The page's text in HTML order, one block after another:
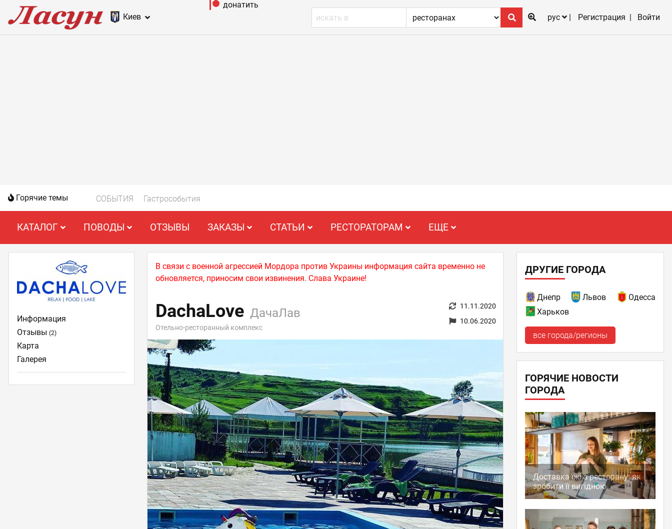
Киев
донатить
рус
Регистрация Войти
Горячие темы СОБЫТИЯ Гастрособытия
КАТАЛОГ ПОВОДЫ ОТЗЫВЫ ЗАКАЗЫ СТАТЬИ РЕСТОРАТОРАМ ЕЩЕ
В связи с военной агрессией Мордора против Украины информация сайта временно не
обновляется, приносим свои извинения. Слава Украине!
DachaLove ДачаЛав
Отельно-ресторанный комплекс
11.11.2020
10.06.2020
Информация
Отзывы(2)
Карта
Галерея
ДРУГИЕ ГОРОДА
Днепр Львов
Одесса
Харьков
все города/регионы
ГОРЯЧИЕ НОВОСТИ
ГОРОДА
Доставка їжі з ресторану: як
зробити її вигідною